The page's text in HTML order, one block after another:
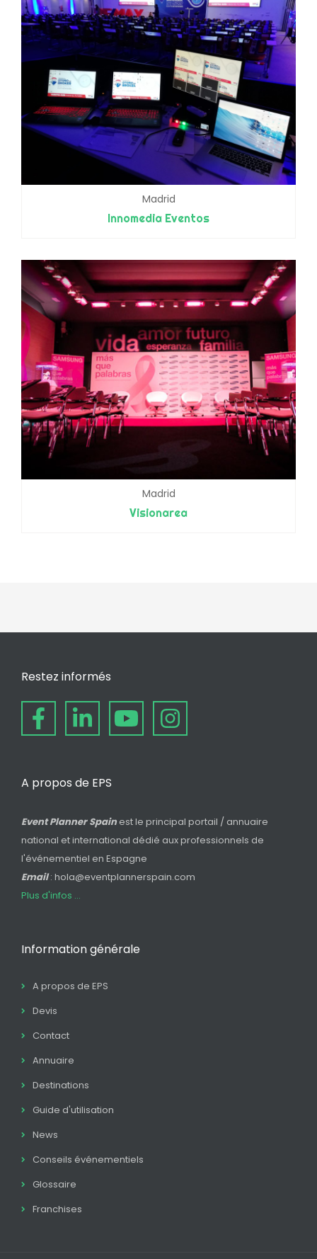
Madrid
Innomedia Eventos
Madrid
Visionarea
Restez informés
A propos de EPS
Event Planner Spain est le principal portail / annuaire
national et international dédié aux professionnels de
l'événementiel en Espagne
Email: hola@eventplannerspain.com
Plus d'infos ...
Information générale
A propos de EPS
Devis
Contact
Annuaire
Destinations
Guide d'utilisation
News
Conseils événementiels
Glossaire
Franchises